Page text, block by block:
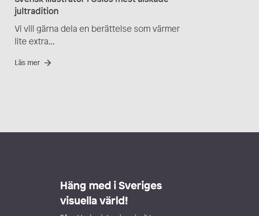
jultradition
Vi vill gärna dela en berättelse som värmer
lite extra...
Läs mer
Häng med i Sveriges
visuella värld!